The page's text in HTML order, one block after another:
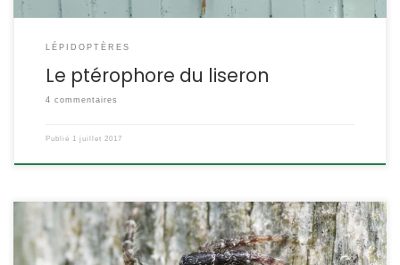
LÉPIDOPTÈRES
Le ptérophore du liseron
4 commentaires
Publié 1 juillet 2017